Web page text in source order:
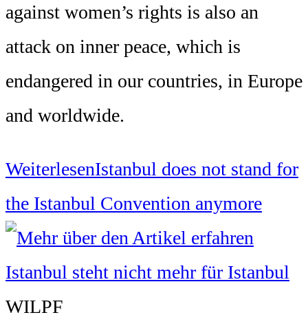
against women’s rights is also an
attack on inner peace, which is
endangered in our countries, in Europe
and worldwide.
WeiterlesenIstanbul does not stand for
the Istanbul Convention anymore
WILPF